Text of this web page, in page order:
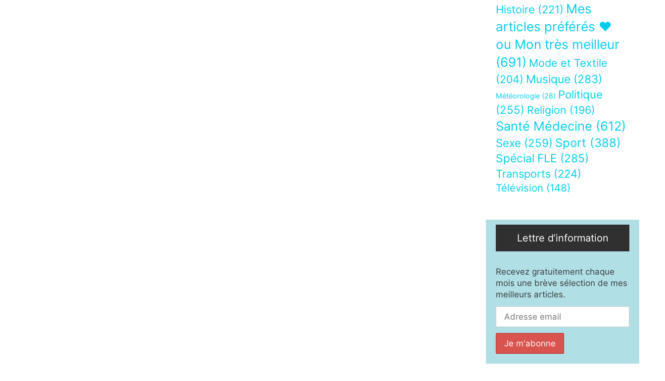
Histoire (221) Mes
articles préférés ❤
ou Mon très meilleur
(691) Mode et Textile
(204) Musique (283)
Météorologie (28) Politique
(255) Religion (196)
Santé Médecine (612)
Sexe (259) Sport (388)
Spécial FLE (285)
Transports (224)
Télévision (148)
Lettre d’information
Recevez gratuitement chaque
mois une brève sélection de mes
meilleurs articles.